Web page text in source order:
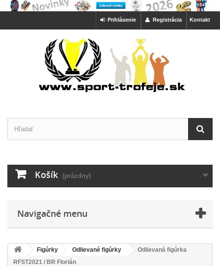
Kontakt
Registrácia
Prihlásenie
Košík (prázdny)
Navigačné menu
Figúrky Odlievané figúrky
Odlievaná figúrka
RFST2021 / BR Florián